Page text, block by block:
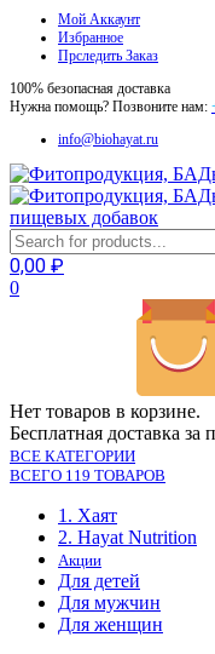
Мой Аккаунт
Избранное
Прследить Заказ
100% безопасная доставка
Нужна помощь? Позвоните нам:
info@biohayat.ru
пищевых добавок
0,00 ₽
0
Нет товаров в корзине.
Бесплатная доставка за
ВСЕ КАТЕГОРИИ
ВСЕГО 119 ТОВАРОВ
1. Хаят
2. Hayat Nutrition
Акции
Для детей
Для мужчин
Для женщин